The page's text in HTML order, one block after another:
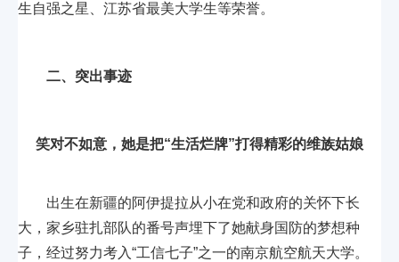
生自强之星、江苏省最美大学生等荣誉。
二、突出事迹
笑对不如意，她是把“生活烂牌”打得精彩的维族姑娘
出生在新疆的阿伊提拉从小在党和政府的关怀下长
大，家乡驻扎部队的番号声埋下了她献身国防的梦想种
子，经过努力考入“工信七子”之一的南京航空航天大学。